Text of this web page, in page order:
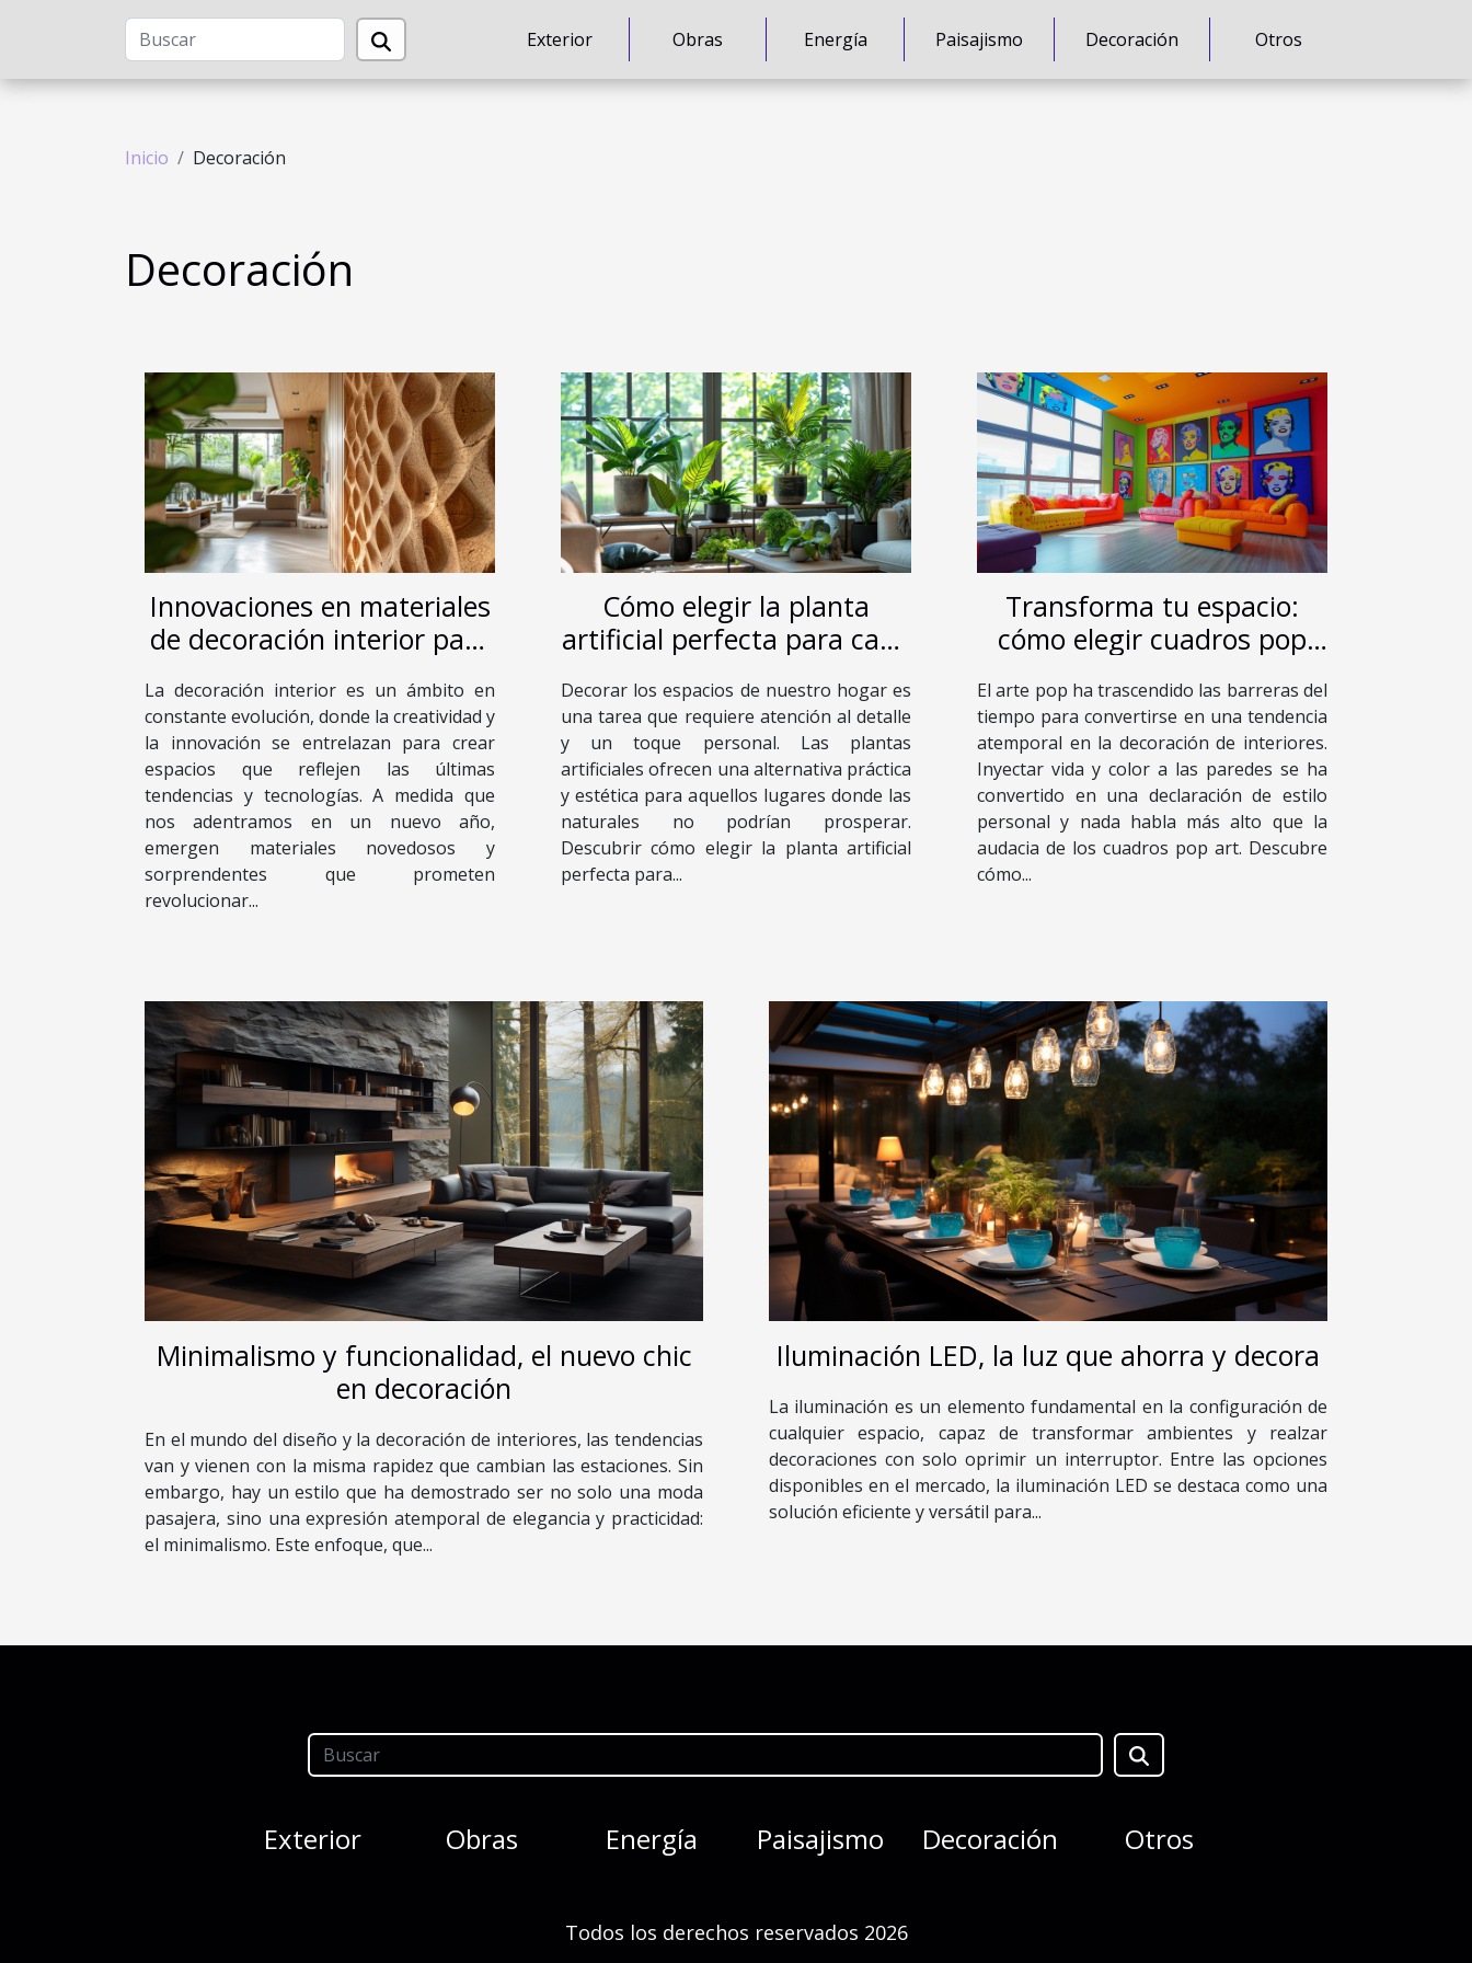
Exterior Obras Energía Paisajismo Decoración Otros
Inicio Decoración
Decoración
Innovaciones en materiales
de decoración interior para
La decoración interior es un ámbito en
constante evolución, donde la creatividad y
la innovación se entrelazan para crear
espacios que reflejen las últimas
tendencias y tecnologías. A medida que
nos adentramos en un nuevo año,
emergen materiales novedosos y
sorprendentes que prometen
revolucionar...
Cómo elegir la planta
artificial perfecta para cada
Decorar los espacios de nuestro hogar es
una tarea que requiere atención al detalle
y un toque personal. Las plantas
artificiales ofrecen una alternativa práctica
y estética para aquellos lugares donde las
naturales no podrían prosperar.
Descubrir cómo elegir la planta artificial
perfecta para...
Transforma tu espacio:
cómo elegir cuadros pop
El arte pop ha trascendido las barreras del
tiempo para convertirse en una tendencia
atemporal en la decoración de interiores.
Inyectar vida y color a las paredes se ha
convertido en una declaración de estilo
personal y nada habla más alto que la
audacia de los cuadros pop art. Descubre
cómo...
Minimalismo y funcionalidad, el nuevo chic
en decoración
En el mundo del diseño y la decoración de interiores, las tendencias
van y vienen con la misma rapidez que cambian las estaciones. Sin
embargo, hay un estilo que ha demostrado ser no solo una moda
pasajera, sino una expresión atemporal de elegancia y practicidad:
el minimalismo. Este enfoque, que...
Iluminación LED, la luz que ahorra y decora
La iluminación es un elemento fundamental en la configuración de
cualquier espacio, capaz de transformar ambientes y realzar
decoraciones con solo oprimir un interruptor. Entre las opciones
disponibles en el mercado, la iluminación LED se destaca como una
solución eficiente y versátil para...
Exterior Obras Energía Paisajismo Decoración Otros
Todos los derechos reservados 2026